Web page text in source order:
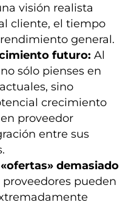
visión realista
cliente, el tiempo
general.
futuro: Al
sólo pienses en
sino
crecimiento
proveedor
entre sus
demasiado
pueden